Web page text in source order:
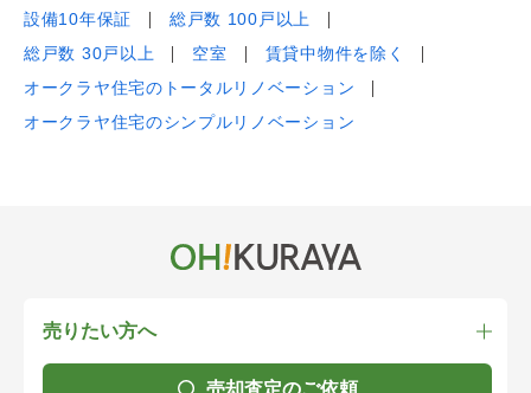
設備10年保証
総戸数 100戸以上
総戸数 30戸以上
空室
賃貸中物件を除く
オークラヤ住宅のトータルリノベーション
オークラヤ住宅のシンプルリノベーション
売りたい方へ
売却査定のご依頼